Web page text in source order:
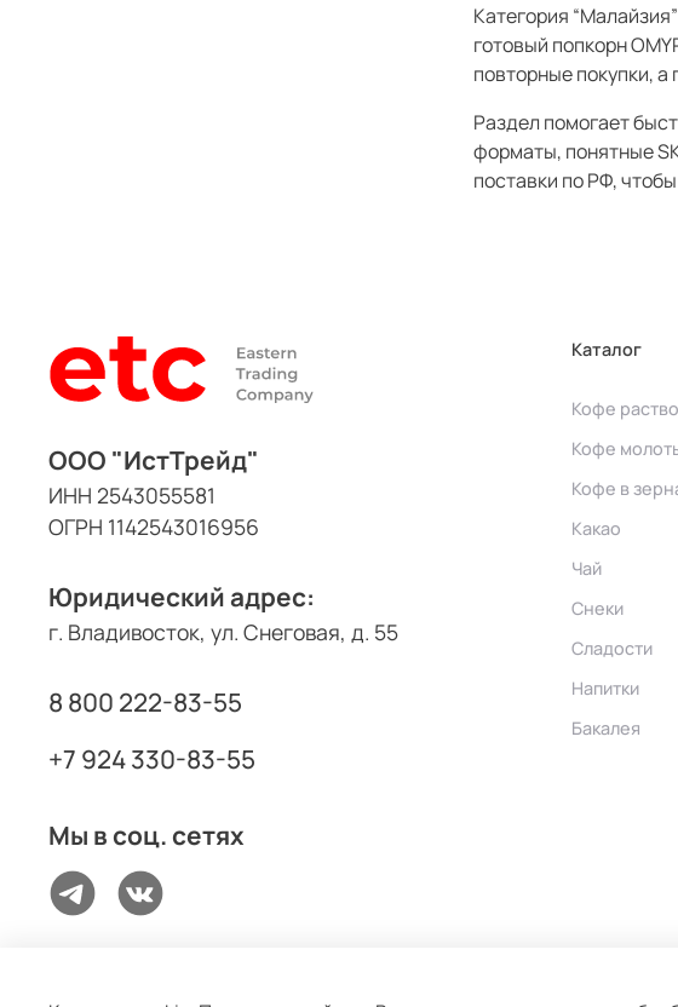
Категория
готовый попкорн
повторные покупки,
Раздел помогает
форматы, понятные
поставки по РФ,
Каталог
Кофе
Кофе
Кофе в
Какао
Чай
Снеки
Сладости
Напитки
Бакалея
ООО "ИстТрейд"
ИНН 2543055581
ОГРН 1142543016956
Юридический адрес:
г. Владивосток, ул. Снеговая, д. 55
8 800 222-83-55
+7 924 330-83-55
Мы в соц. сетях